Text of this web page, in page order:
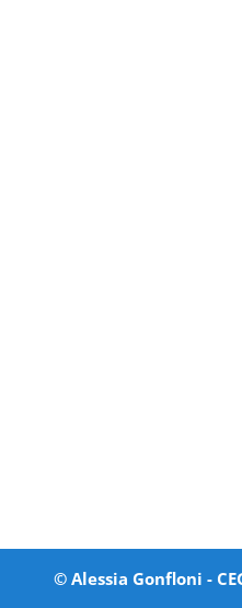
© Alessia Gonfloni -